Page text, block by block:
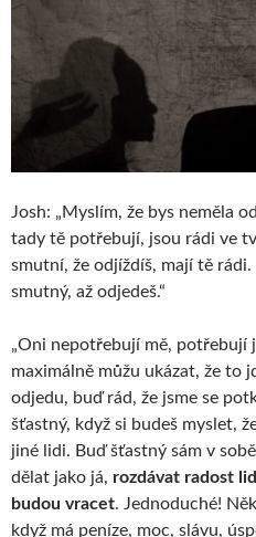
Josh: „Myslím, že bys neměla
tady tě potřebují, jsou rádi ve
smutní, že odjíždíš, mají tě
smutný, až odjedeš.“
„Oni nepotřebují mě, potřebují
maximálně můžu ukázat, že to
odjedu, buď rád, že jsme se
šťastný, když si budeš myslet,
jiné lidi. Buď šťastný sám v
dělat jako já, rozdávat radost
budou vracet. Jednoduché!
když má peníze, moc, slávu,